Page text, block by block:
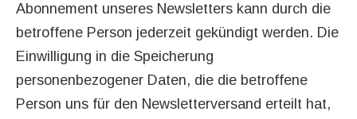
Abonnement unseres Newsletters kann durch die
betroffene Person jederzeit gekündigt werden. Die
Einwilligung in die Speicherung
personenbezogener Daten, die die betroffene
Person uns für den Newsletterversand erteilt hat,